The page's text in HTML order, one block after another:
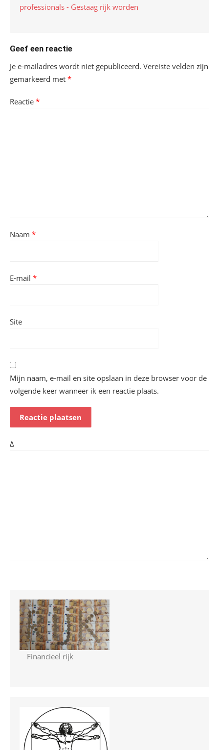
professionals - Gestaag rijk worden
Geef een reactie
Je e-mailadres wordt niet gepubliceerd. Vereiste velden zijn
gemarkeerd met *
Reactie *
Naam *
E-mail *
Site
Mijn naam, e-mail en site opslaan in deze browser voor de
volgende keer wanneer ik een reactie plaats.
Δ
Financieel rijk